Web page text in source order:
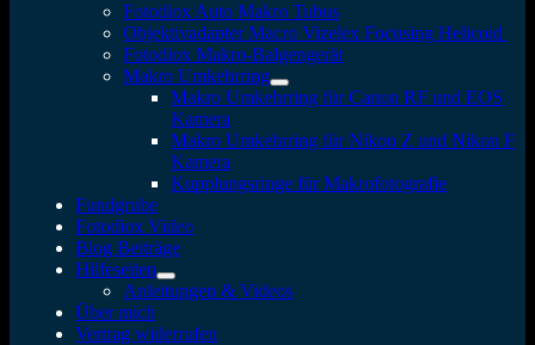
Fotodiox Auto Makro Tubus
Objektivadapter Macro Vizelex Focusing Helicoid
Fotodiox Makro-Balgengerät
Makro Umkehrring
Makro Umkehrring für Canon RF und EOS
Kamera
Makro Umkehrring für Nikon Z und Nikon F
Kamera
Kupplungsringe für Makrofotografie
Fundgrube
Fotodiox Video
Blog Beiträge
Hilfeseiten
Anleitungen & Videos
Über mich
Vertrag widerrufen